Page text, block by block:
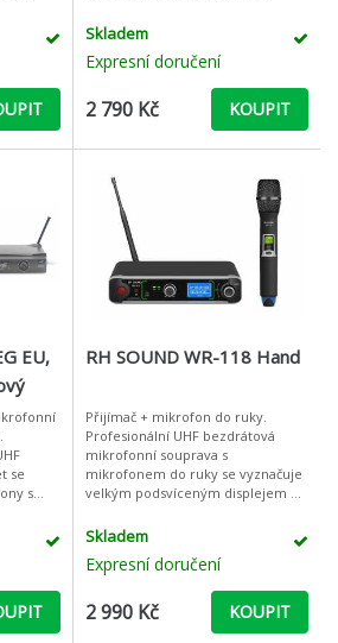
velmi
audio převodníkem ADC / DAC, s
Skladem
Expresní doručení
2 790 Kč KOUPIT
EU,
MHz
se
s
MHz
RH SOUND WR-118 Hand
Přijímač + mikrofon do ruky.
Profesionální UHF bezdrátová
mikrofonní souprava s
mikrofonem do ruky se vyznačuje
velkým podsvíceným displejem na
přenosem zvuku a možností ladění
Skladem
Expresní doručení
2 990 Kč KOUPIT